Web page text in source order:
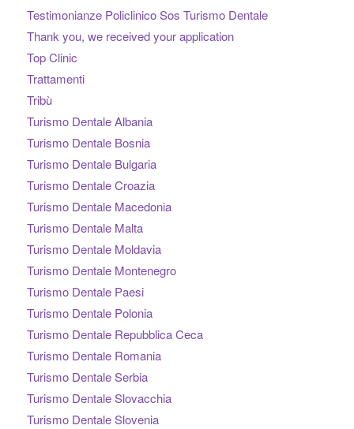
Testimonianze Policlinico Sos Turismo Dentale
Thank you, we received your application
Top Clinic
Trattamenti
Tribù
Turismo Dentale Albania
Turismo Dentale Bosnia
Turismo Dentale Bulgaria
Turismo Dentale Croazia
Turismo Dentale Macedonia
Turismo Dentale Malta
Turismo Dentale Moldavia
Turismo Dentale Montenegro
Turismo Dentale Paesi
Turismo Dentale Polonia
Turismo Dentale Repubblica Ceca
Turismo Dentale Romania
Turismo Dentale Serbia
Turismo Dentale Slovacchia
Turismo Dentale Slovenia